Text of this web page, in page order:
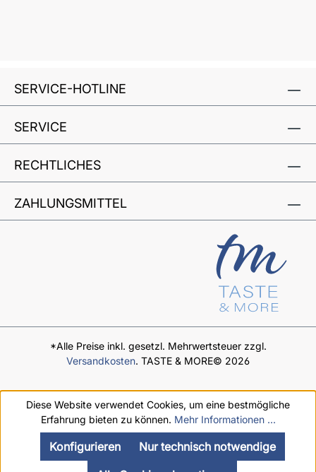
SERVICE-HOTLINE
SERVICE
RECHTLICHES
ZAHLUNGSMITTEL
*Alle Preise inkl. gesetzl. Mehrwertsteuer zzgl.
Versandkosten. TASTE & MORE© 2026
Diese Website verwendet Cookies, um eine bestmögliche
Erfahrung bieten zu können. Mehr Informationen ...
Nur technisch notwendige
Konfigurieren